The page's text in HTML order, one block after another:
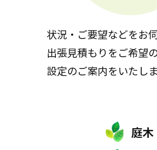
状況・ご要望などをお伺
出張見積もりをご希望
設定のご案内をいたしま
庭